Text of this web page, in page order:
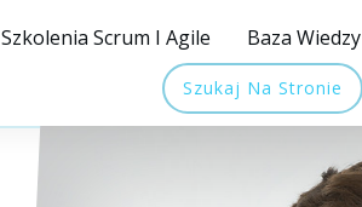
Szkolenia Scrum I Agile Baza Wiedzy
Szukaj Na Stronie